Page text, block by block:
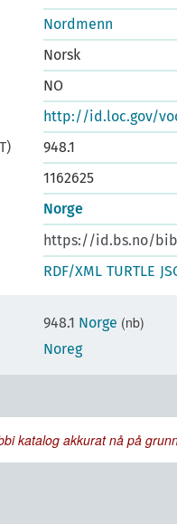
Nordmenn
Norsk
NO
http://id.loc.gov/
948.1
1162625
Norge
https://id.bs.no/
RDF/XML TURTLE
948.1 Norge (nb)
Noreg
katalog akkurat nå på